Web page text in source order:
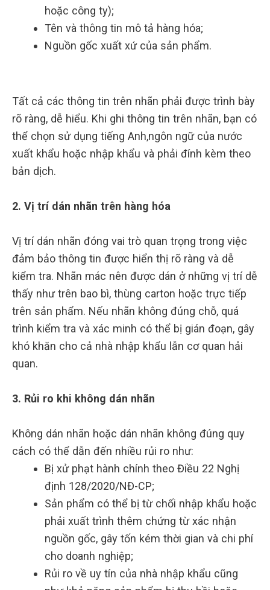
hoặc công ty);
Tên và thông tin mô tả hàng hóa;
Nguồn gốc xuất xứ của sản phẩm.
Tất cả các thông tin trên nhãn phải được trình bày
rõ ràng, dễ hiểu. Khi ghi thông tin trên nhãn, bạn có
thể chọn sử dụng tiếng Anh,ngôn ngữ của nước
xuất khẩu hoặc nhập khẩu và phải đính kèm theo
bản dịch.
2. Vị trí dán nhãn trên hàng hóa
Vị trí dán nhãn đóng vai trò quan trọng trong việc
đảm bảo thông tin được hiển thị rõ ràng và dễ
kiểm tra. Nhãn mác nên được dán ở những vị trí dễ
thấy như trên bao bì, thùng carton hoặc trực tiếp
trên sản phẩm. Nếu nhãn không đúng chỗ, quá
trình kiểm tra và xác minh có thể bị gián đoạn, gây
khó khăn cho cả nhà nhập khẩu lẫn cơ quan hải
quan.
3. Rủi ro khi không dán nhãn
Không dán nhãn hoặc dán nhãn không đúng quy
cách có thể dẫn đến nhiều rủi ro như:
Bị xử phạt hành chính theo Điều 22 Nghị
định 128/2020/NĐ-CP;
Sản phẩm có thể bị từ chối nhập khẩu hoặc
phải xuất trình thêm chứng từ xác nhận
nguồn gốc, gây tốn kém thời gian và chi phí
cho doanh nghiệp;
Rủi ro về uy tín của nhà nhập khẩu cũng